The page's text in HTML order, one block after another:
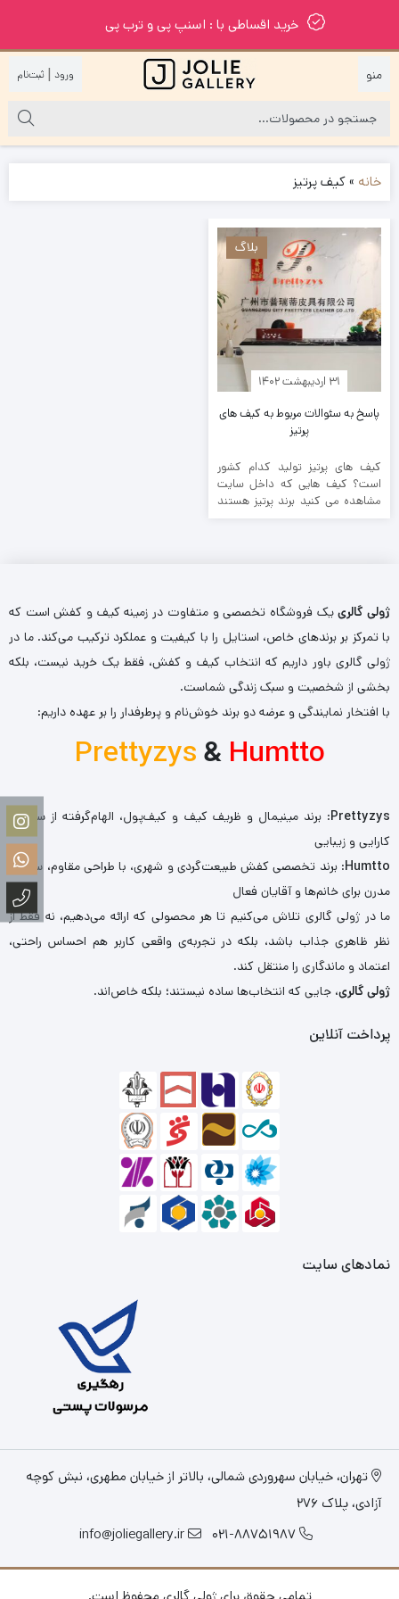
خرید اقساطی با : اسنپ پی و ترب پی
|
خانه »کیف پرتیز
بلاگ
۳۱ اردیبهشت ۱۴۰۲
پاسخ به سئوالات مربوط به کیف های
پرتیز
کیف های پرتیز تولید کدام کشور
است؟ کیف هایی که داخل سایت
مشاهده می کنید برند پرتیز هستند
ژولی گالرییک فروشگاه تخصصی و متفاوت در زمینه کیف و کفش است که
با تمرکز بر برندهای خاص، استایل را با کیفیت و عملکرد ترکیب می‌کند. ما در
ژولی گالری باور داریم که انتخاب کیف و کفش، فقط یک خرید نیست، بلکه
بخشی از شخصیت و سبک زندگی شماست.
با افتخار نمایندگی و عرضه دو برند خوش‌نام و پرطرفدار را بر عهده داریم:
Prettyzys& Humtto
Prettyzys: برند مینیمال و ظریف کیف و کیف‌پول، الهام‌گرفته از سادگی،
کارایی و زیبایی
Humtto: برند تخصصی کفش طبیعت‌گردی و شهری، با طراحی مقاوم، سبک و
مدرن برای خانم‌ها و آقایان فعال
ما در ژولی گالری تلاش می‌کنیم تا هر محصولی که ارائه می‌دهیم، نه فقط از
نظر ظاهری جذاب باشد، بلکه در تجربه‌ی واقعی کاربر هم احساس راحتی،
اعتماد و ماندگاری را منتقل کند.
ژولی گالری، جایی که انتخاب‌ها ساده نیستند؛ بلکه خاص‌اند.
پرداخت آنلاین
نمادهای سایت
تهران، خیابان سهروردی شمالی، بالاتر از خیابان مطهری، نبش کوچه
آزادی، پلاک 276
021-88751987
info@joliegallery.ir